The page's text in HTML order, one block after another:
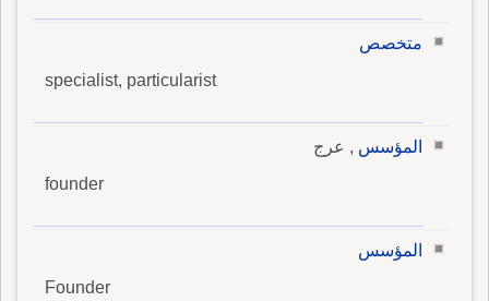
متخصص
specialist, particularist
المؤسس , عرج
founder
المؤسس
Founder